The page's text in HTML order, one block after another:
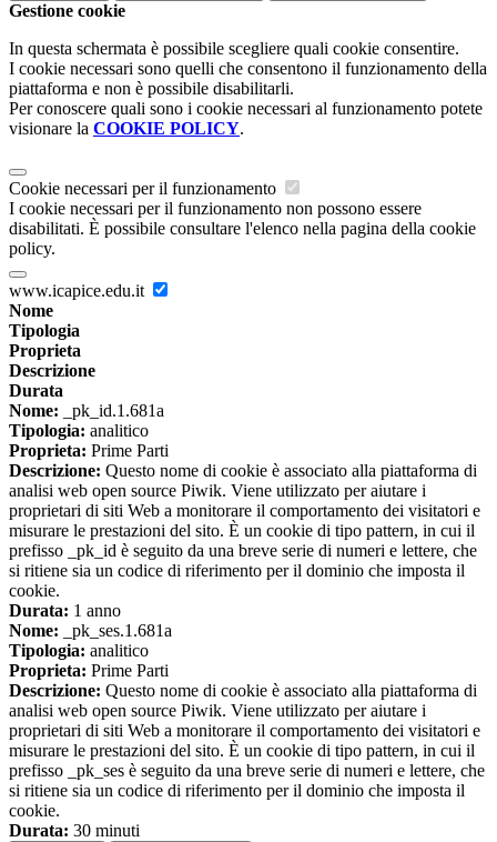
Gestione cookie
In questa schermata è possibile scegliere quali cookie consentire.
I cookie necessari sono quelli che consentono il funzionamento della
piattaforma e non è possibile disabilitarli.
Per conoscere quali sono i cookie necessari al funzionamento potete
visionare la COOKIE POLICY.
Cookie necessari per il funzionamento
I cookie necessari per il funzionamento non possono essere
disabilitati. È possibile consultare l'elenco nella pagina della cookie
policy.
www.icapice.edu.it
Nome
Tipologia
Proprieta
Descrizione
Durata
Nome: _pk_id.1.681a
Tipologia: analitico
Proprieta: Prime Parti
Descrizione: Questo nome di cookie è associato alla piattaforma di
analisi web open source Piwik. Viene utilizzato per aiutare i
proprietari di siti Web a monitorare il comportamento dei visitatori e
misurare le prestazioni del sito. È un cookie di tipo pattern, in cui il
prefisso _pk_id è seguito da una breve serie di numeri e lettere, che
si ritiene sia un codice di riferimento per il dominio che imposta il
cookie.
Durata: 1 anno
Nome: _pk_ses.1.681a
Tipologia: analitico
Proprieta: Prime Parti
Descrizione: Questo nome di cookie è associato alla piattaforma di
analisi web open source Piwik. Viene utilizzato per aiutare i
proprietari di siti Web a monitorare il comportamento dei visitatori e
misurare le prestazioni del sito. È un cookie di tipo pattern, in cui il
prefisso _pk_ses è seguito da una breve serie di numeri e lettere, che
si ritiene sia un codice di riferimento per il dominio che imposta il
cookie.
Durata: 30 minuti